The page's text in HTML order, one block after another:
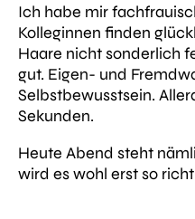
Ich habe mir
Kolleginnen finden
Haare nicht sonderlich
gut. Eigen- und
Selbstbewusstsein.
Sekunden.
Heute Abend steht
wird es wohl erst so